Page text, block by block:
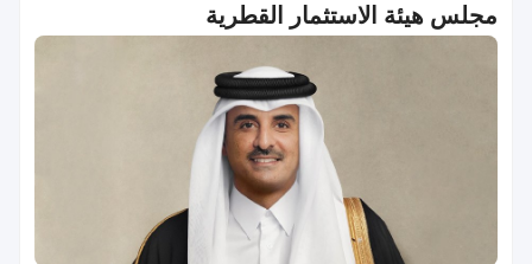
مجلس هيئة الاستثمار القطرية